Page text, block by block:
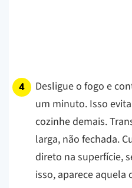
Desligue o fogo e
um minuto. Isso
cozinhe demais.
larga, não fechada.
direto na superfície,
isso, aparece aquela